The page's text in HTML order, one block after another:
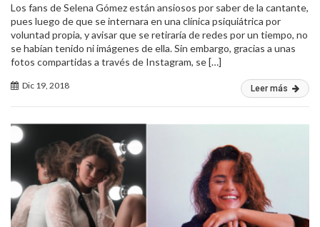
Los fans de Selena Gómez están ansiosos por saber de la cantante,
pues luego de que se internara en una clínica psiquiátrica por
voluntad propia, y avisar que se retiraría de redes por un tiempo, no
se habían tenido ni imágenes de ella. Sin embargo, gracias a unas
fotos compartidas a través de Instagram, se […]
Dic 19, 2018 Leer más